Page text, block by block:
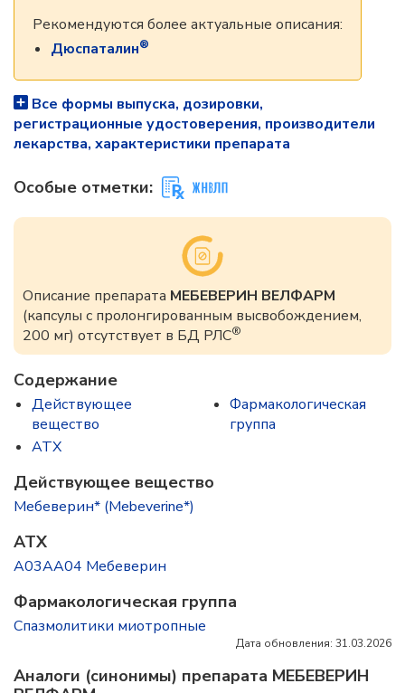
Рекомендуются более актуальные описания:
Дюспаталин®
Все формы выпуска, дозировки,
регистрационные удостоверения, производители
лекарства, характеристики препарата
Особые отметки:
Описание препарата МЕБЕВЕРИН ВЕЛФАРМ
(капсулы с пролонгированным высвобождением,
200 мг) отсутствует в БД РЛС®
Содержание
Действующее
вещество
ATX
Фармакологическая
группа
Действующее вещество
Мебеверин* (Mebeverine*)
ATX
A03AA04 Мебеверин
Фармакологическая группа
Спазмолитики миотропные
Дата обновления: 31.03.2026
Аналоги (синонимы) препарата МЕБЕВЕРИН